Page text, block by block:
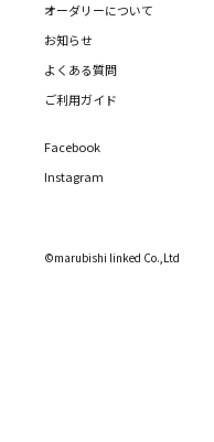
オーダリーについて
お知らせ
よくある質問
ご利用ガイド
Facebook
Instagram
©marubishi linked Co.,Ltd